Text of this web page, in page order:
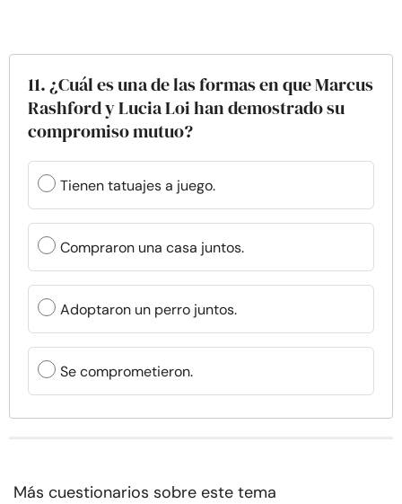
11. ¿Cuál es una de las formas en que Marcus
Rashford y Lucia Loi han demostrado su
compromiso mutuo?
Tienen tatuajes a juego.
Compraron una casa juntos.
Adoptaron un perro juntos.
Se comprometieron.
Más cuestionarios sobre este tema